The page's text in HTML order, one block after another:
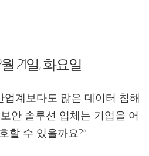
21일, 화요일
업계보다도 많은 데이터 침해
안 솔루션 업체는 기업을 어
할 수 있을까요?”